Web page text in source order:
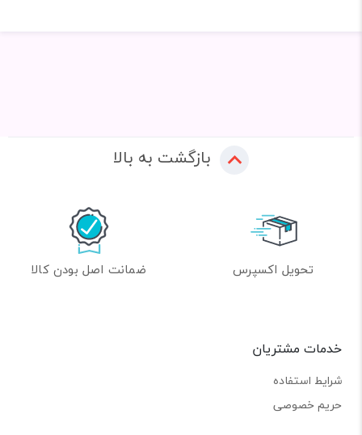
بازگشت به بالا
تحویل اکسپرس ضمانت اصل بودن کالا
خدمات مشتریان
شرایط استفاده
حریم خصوصی